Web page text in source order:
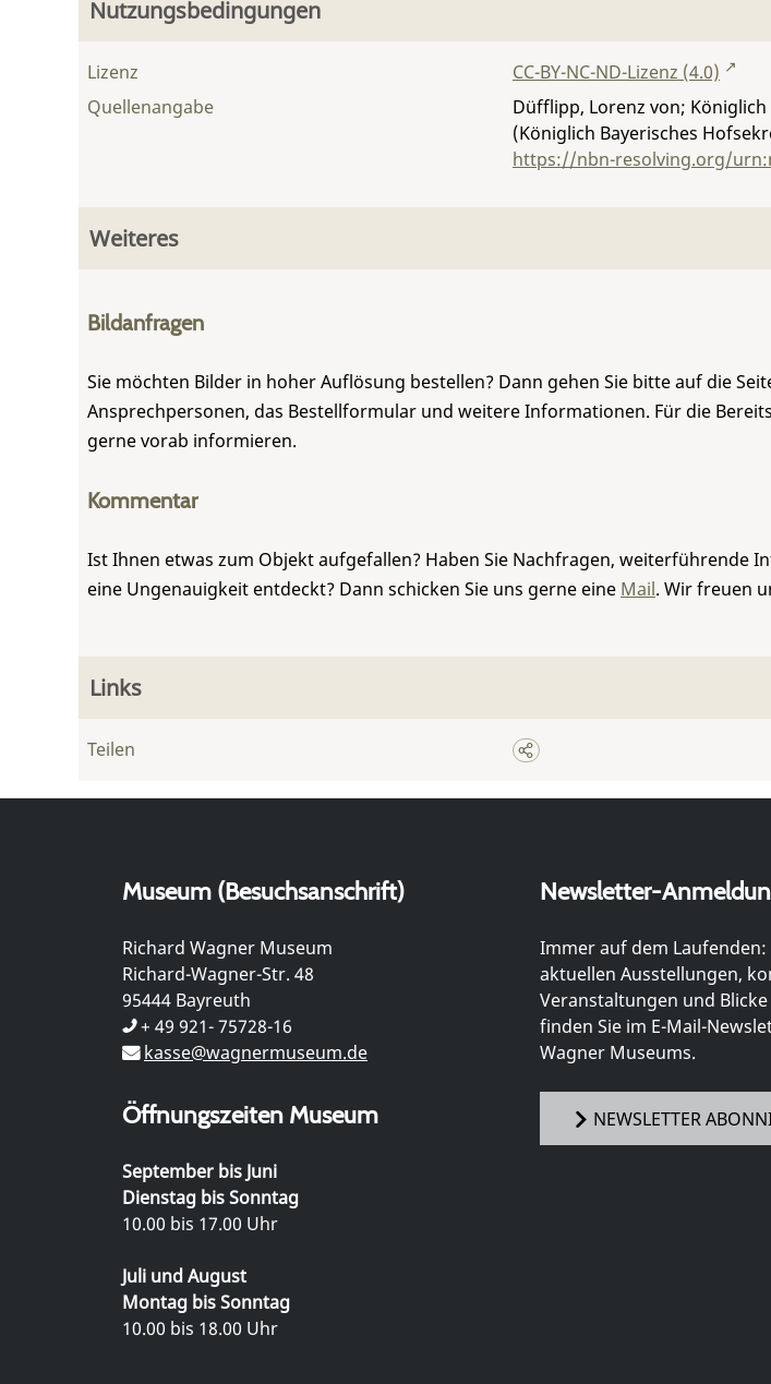
Nutzungsbedingungen
Lizenz
CC-BY-NC-ND-Lizenz (4.0)
Quellenangabe
Düfflipp, Lorenz von;
(Königlich Bayerisches
https://nbn-resolving.org/
Weiteres
Bildanfragen
Sie möchten Bilder in hoher Auflösung bestellen? Dann gehen Sie bitte auf die
Ansprechpersonen, das Bestellformular und weitere Informationen. Für die
gerne vorab informieren.
Kommentar
Ist Ihnen etwas zum Objekt aufgefallen? Haben Sie Nachfragen, weiterführende
eine Ungenauigkeit entdeckt? Dann schicken Sie uns gerne eine Mail. Wir freuen
Links
Teilen
Museum (Besuchsanschrift)
Richard Wagner Museum
Richard-Wagner-Str. 48
95444 Bayreuth
+ 49 921- 75728-16
kasse@wagnermuseum.de
Öffnungszeiten Museum
September bis Juni
Dienstag bis Sonntag
10.00 bis 17.00 Uhr
Juli und August
Montag bis Sonntag
10.00 bis 18.00 Uhr
Newsletter-
Immer auf dem
aktuellen Ausstellungen,
Veranstaltungen und
finden Sie im E-Mail-
Wagner Museums.
NEWSLETTER